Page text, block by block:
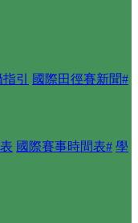
引 國際田徑賽新聞#
國際賽事時間表# 學